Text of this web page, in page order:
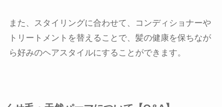
また、スタイリングに合わせて、コンディショナーや
トリートメントを替えることで、髪の健康を保ちなが
ら好みのヘアスタイルにすることができます。